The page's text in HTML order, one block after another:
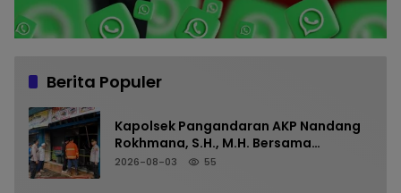
Berita Populer
Kapolsek Pangandaran AKP Nandang
Rokhmana, S.H., M.H. Bersama
Anggota Cek TKP Kebakaran Ruko
2026-08-03 55